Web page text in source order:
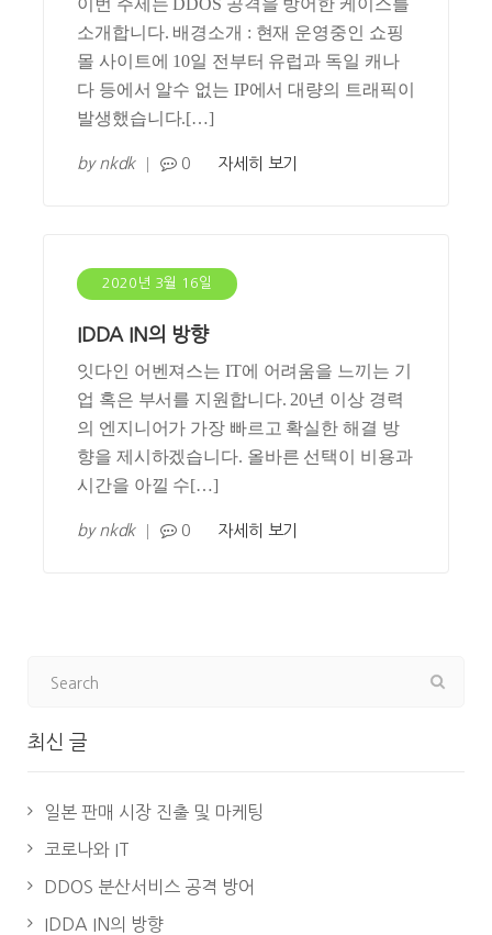
이번 주제는 DDOS 공격을 방어한 케이스를
소개합니다. 배경소개 : 현재 운영중인 쇼핑
몰 사이트에 10일 전부터 유럽과 독일 캐나
다 등에서 알수 없는 IP에서 대량의 트래픽이
발생했습니다.[…]
by nkdk 0 자세히 보기
2020년 3월 16일
IDDA IN의 방향
잇다인 어벤져스는 IT에 어려움을 느끼는 기
업 혹은 부서를 지원합니다. 20년 이상 경력
의 엔지니어가 가장 빠르고 확실한 해결 방
향을 제시하겠습니다. 올바른 선택이 비용과
시간을 아낄 수[…]
by nkdk 0 자세히 보기
최신 글
일본 판매 시장 진출 및 마케팅
코로나와 IT
DDOS 분산서비스 공격 방어
IDDA IN의 방향